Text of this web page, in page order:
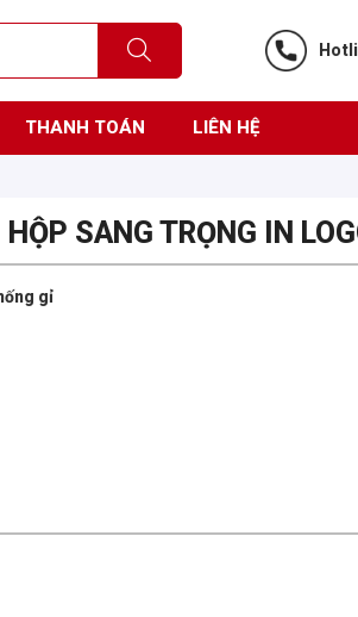
THANH TOÁN LIÊN HỆ
SANG TRỌNG IN
gỉ